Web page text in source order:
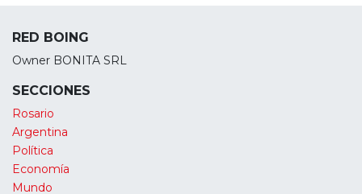
RED BOING
Owner BONITA SRL
SECCIONES
Rosario
Argentina
Política
Economía
Mundo